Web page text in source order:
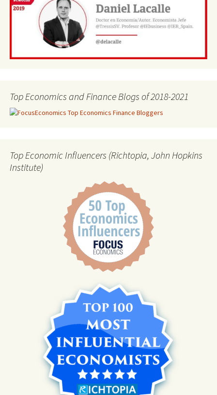
Top Economics and Finance Blogs of 2018-2021
Top Economic Influencers (Richtopia, John Hopkins
Institute)